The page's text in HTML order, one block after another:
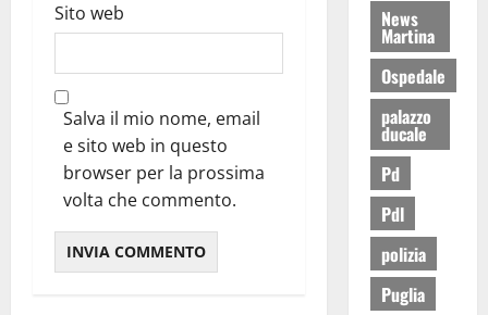
Sito web
Salva il mio nome, email
e sito web in questo
browser per la prossima
volta che commento.
News
Martina
Ospedale
palazzo
ducale
Pd
Pdl
polizia
Puglia